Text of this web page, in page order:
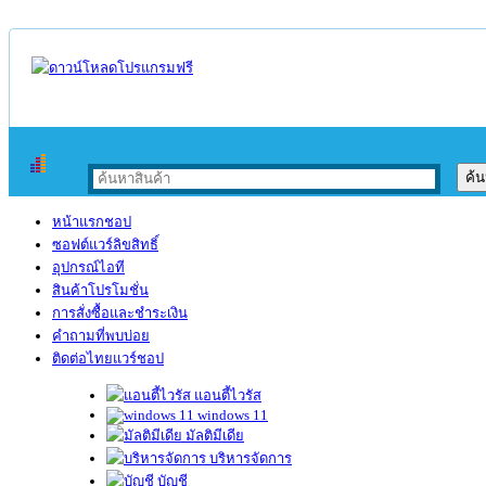
หน้าแรกชอป
ซอฟต์แวร์ลิขสิทธิ์
อุปกรณ์ไอที
สินค้าโปรโมชั่น
การสั่งซื้อและชำระเงิน
คำถามที่พบบ่อย
ติดต่อไทยแวร์ชอป
แอนตี้ไวรัส
windows 11
มัลติมีเดีย
บริหารจัดการ
บัญชี